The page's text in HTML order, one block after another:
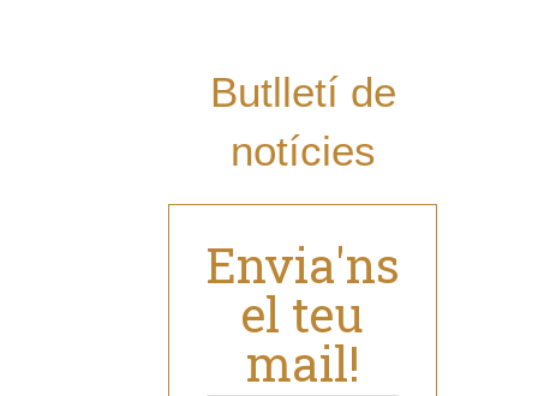
Butlletí de
notícies
Envia'ns
el teu
mail!